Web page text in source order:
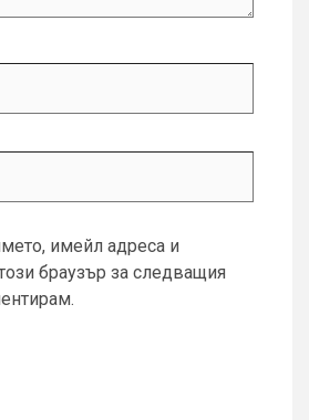
имейл адреса и
браузър за следващия